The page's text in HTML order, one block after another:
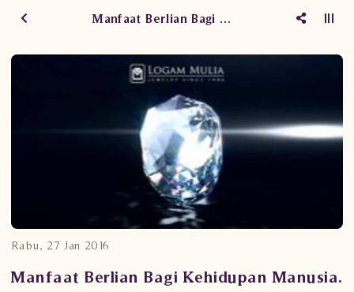
Manfaat Berlian Bagi Kehidupan Manusia.
Rabu, 27 Jan 2016
Manfaat Berlian Bagi Kehidupan Manusia.